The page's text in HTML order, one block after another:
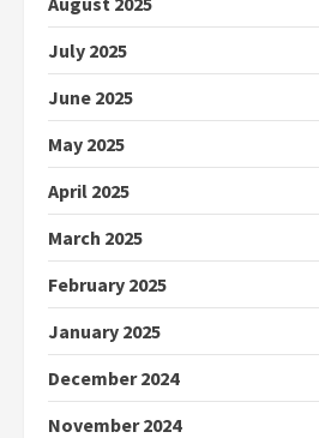
July 2025
June 2025
May 2025
April 2025
March 2025
February 2025
January 2025
December 2024
November 2024